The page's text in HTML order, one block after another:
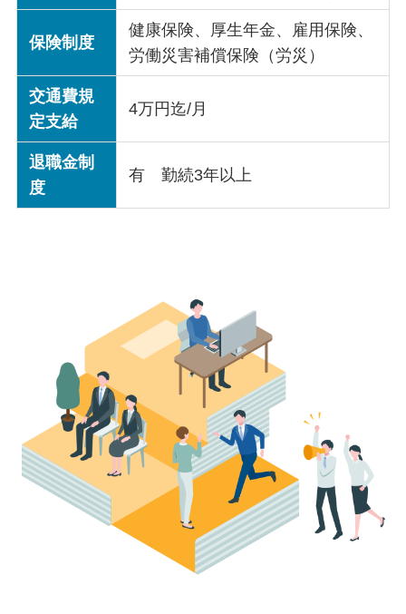
保険制度
健康保険、厚生年金、雇用保険、
労働災害補償保険（労災）
交通費規
定支給
4万円迄/月
退職金制
度
有 勤続3年以上